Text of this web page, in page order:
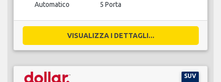
Automatico 5 Porta
VISUALIZZA I DETTAGLI...
SUV